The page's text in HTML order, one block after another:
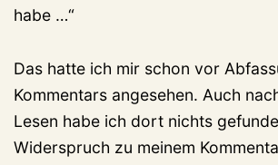
habe …“
Das hatte ich mir schon vor
Kommentars angesehen. Auch
Lesen habe ich dort nichts
Widerspruch zu meinem